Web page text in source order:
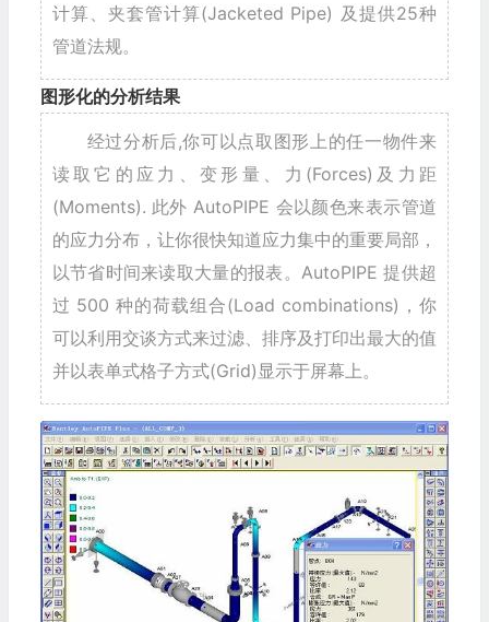
计算、夹套管计算(Jacketed Pipe) 及提供25种
管道法规。
图形化的分析结果
经过分析后,你可以点取图形上的任一物件来
读取它的应力、变形量、力(Forces)及力距
(Moments). 此外 AutoPIPE 会以颜色来表示管道
的应力分布，让你很快知道应力集中的重要局部，
以节省时间来读取大量的报表。AutoPIPE 提供超
过 500 种的荷载组合(Load combinations)，你
可以利用交谈方式来过滤、排序及打印出最大的值
并以表单式格子方式(Grid)显示于屏幕上。